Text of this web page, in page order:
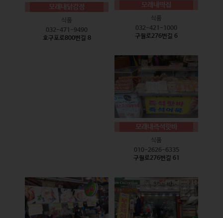
모래내닭강정
식품
032-471-9490
호구포로800번길 8
모래내떡집
식품
032-421-1000
구월로276번길 6
모래내즉석핫바
식품
010-2626-6335
구월로276번길 61